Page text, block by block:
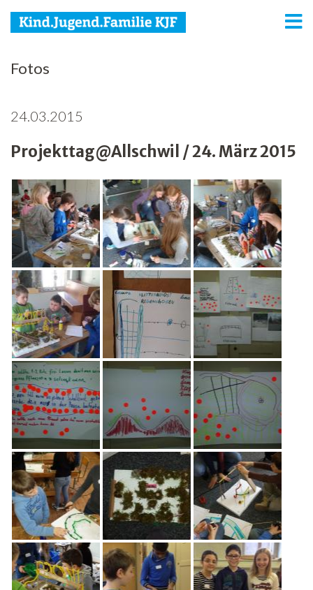
KJF
Jugend
Familie
Media
Agenda
Netzwerk
Spenden
Jobs
Freiwilligenarbeit
News
Newsletter
Fotos
24.03.2015
Projekttag@Allschwil / 24. März 2015